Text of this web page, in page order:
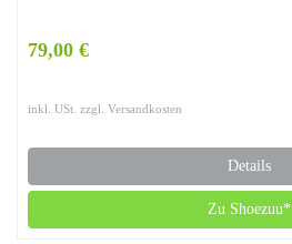
79,00 €
inkl. USt. zzgl. Versandkosten
Details
Zu Shoezuu*